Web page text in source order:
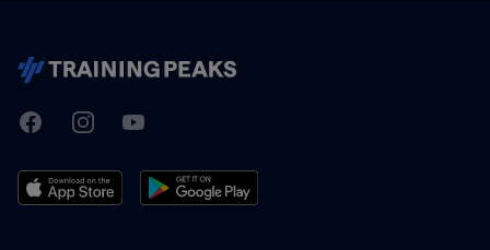
TrainingPeaks
FacebookInstagramYoutube